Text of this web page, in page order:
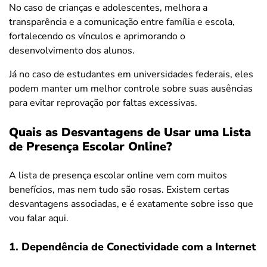
No caso de crianças e adolescentes, melhora a
transparência e a comunicação entre família e escola,
fortalecendo os vínculos e aprimorando o
desenvolvimento dos alunos.
Já no caso de estudantes em universidades federais, eles
podem manter um melhor controle sobre suas ausências
para evitar reprovação por faltas excessivas.
Quais as Desvantagens de Usar uma Lista
de Presença Escolar Online?
A lista de presença escolar online vem com muitos
benefícios, mas nem tudo são rosas. Existem certas
desvantagens associadas, e é exatamente sobre isso que
vou falar aqui.
1. Dependência de Conectividade com a Internet